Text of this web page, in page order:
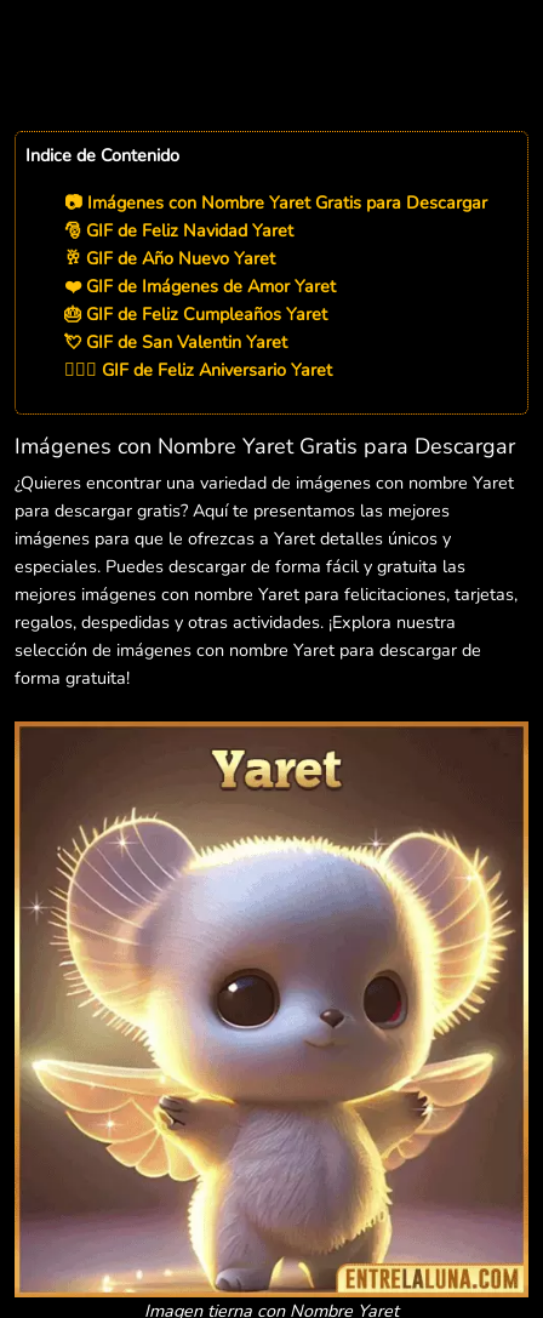
Indice de Contenido
📷 Imágenes con Nombre Yaret Gratis para Descargar
🎅 GIF de Feliz Navidad Yaret
🥂 GIF de Año Nuevo Yaret
❤️ GIF de Imágenes de Amor Yaret
🎂 GIF de Feliz Cumpleaños Yaret
💘 GIF de San Valentin Yaret
👨‍❤️‍👨 GIF de Feliz Aniversario Yaret
Imágenes con Nombre Yaret Gratis para Descargar
¿Quieres encontrar una variedad de imágenes con nombre Yaret
para descargar gratis? Aquí te presentamos las mejores
imágenes para que le ofrezcas a Yaret detalles únicos y
especiales. Puedes descargar de forma fácil y gratuita las
mejores imágenes con nombre Yaret para felicitaciones, tarjetas,
regalos, despedidas y otras actividades. ¡Explora nuestra
selección de imágenes con nombre Yaret para descargar de
forma gratuita!
Imagen tierna con Nombre Yaret